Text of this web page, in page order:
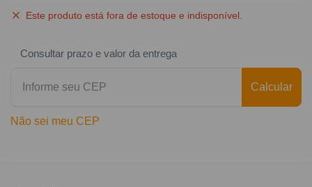
Este produto está fora de estoque e indisponível.
Consultar prazo e valor da entrega
Calcular
Não sei meu CEP